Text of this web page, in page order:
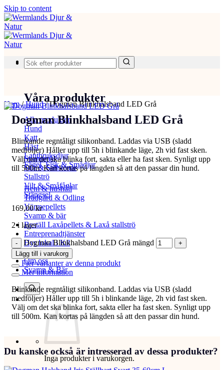
Skip to content
Produkter
Våra produkter
Alla produkter
Hund
Katt
Häst
Lantbruksdjur
Fågel, Fisk & Smådjur
Spannmål
Salt & Saltstenar
Stallströ
Vilt & Småfåglar
Stängsel
Hem & hushåll
Trädgård & Odling
Värmepellets
Svamp & bär
Beställ Laxåpellets & Laxå stallströ
Entreprenadtjänster
Hyr lokal i Kil
Kontakta oss
Om oss
Svamp & Bär
Inga produkter i varukorgen.
Hem/Hund/Dogman Blinkhalsband LED Grå
Dogman Blinkhalsband LED Grå
Blinkande regntåligt silikonband. Laddas via USB (sladd
medföljer) Håller upp till 5h i blinkande läge, 2h vid fast sken.
Välj om det ska blinka fort, sakta eller ha fast sken. Synligt upp
till 500m. Kan kortas på längden så att den passar din hund.
169,00kr
2 i lager
Dogman Blinkhalsband LED Grå mängd
Lägg till i varukorg
Fler varianter av denna produkt
Mer information
Blinkande regntåligt silikonband. Laddas via USB (sladd
medföljer) Håller upp till 5h i blinkande läge, 2h vid fast sken.
Välj om det ska blinka fort, sakta eller ha fast sken. Synligt upp
till 500m. Kan kortas på längden så att den passar din hund.
Du kanske också är intresserad av dessa produkter?